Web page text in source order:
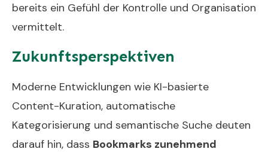
bereits ein Gefühl der Kontrolle und Organisation
vermittelt.
Zukunftsperspektiven
Moderne Entwicklungen wie KI-basierte
Content-Kuration, automatische
Kategorisierung und semantische Suche deuten
darauf hin, dass Bookmarks zunehmend